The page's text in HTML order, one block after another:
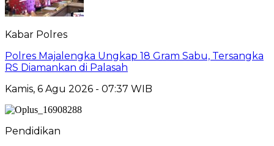
Kabar Polres
Polres Majalengka Ungkap 18 Gram Sabu, Tersangka
RS Diamankan di Palasah
Kamis, 6 Agu 2026 - 07:37 WIB
Pendidikan